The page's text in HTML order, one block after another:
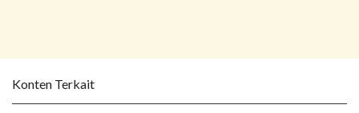
Konten Terkait